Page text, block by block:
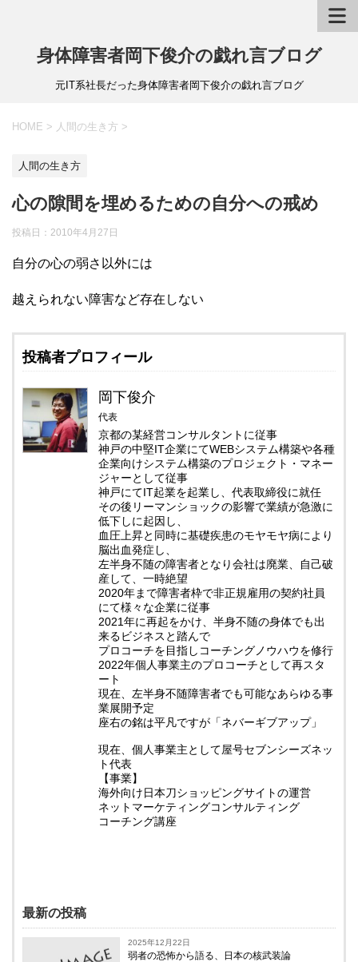
身体障害者岡下俊介の戯れ言ブログ
元IT系社長だった身体障害者岡下俊介の戯れ言ブログ
HOME > 人間の生き方 >
人間の生き方
心の隙間を埋めるための自分への戒め
投稿日： 2010年4月27日
自分の心の弱さ以外には
越えられない障害など存在しない
投稿者プロフィール
岡下俊介
代表
京都の某経営コンサルタントに従事
神戸の中堅IT企業にてWEBシステム構築や各種
企業向けシステム構築のプロジェクト・マネー
ジャーとして従事
神戸にてIT起業を起業し、代表取締役に就任
その後リーマンショックの影響で業績が急激に
低下しに起因し、
血圧上昇と同時に基礎疾患のモヤモヤ病により
脳出血発症し、
左半身不随の障害者となり会社は廃業、自己破
産して、一時絶望
2020年まで障害者枠で非正規雇用の契約社員
にて様々な企業に従事
2021年に再起をかけ、半身不随の身体でも出
来るビジネスと踏んで
プロコーチを目指しコーチングノウハウを修行
2022年個人事業主のプロコーチとして再スタ
ート
現在、左半身不随障害者でも可能なあらゆる事
業展開予定
座右の銘は平凡ですが「ネバーギブアップ」
現在、個人事業主として屋号セブンシーズネッ
ト代表
【事業】
海外向け日本刀ショッピングサイトの運営
ネットマーケティングコンサルティング
コーチング講座
最新の投稿
2025年12月22日
弱者の恐怖から語る、日本の核武装論